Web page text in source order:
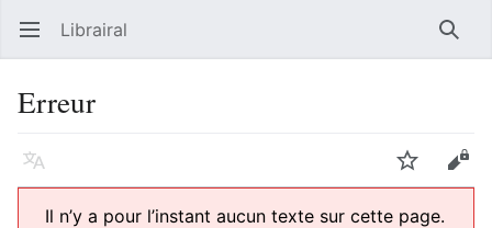
Ouvrir le menu principal Librairal
Erreur
Langue Suivre
Il n’y a pour l’instant aucun texte sur cette page.